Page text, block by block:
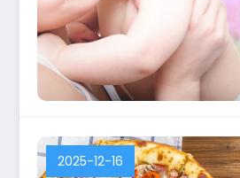
2025-12-16